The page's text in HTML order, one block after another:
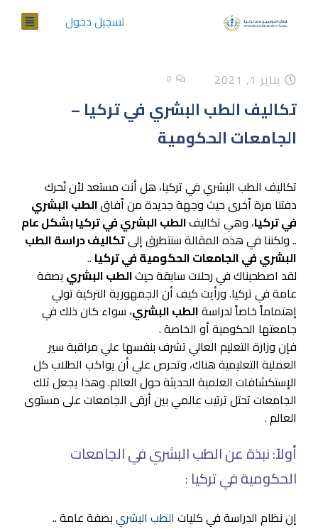
تسجيل دخول
يناير 1, 2021 0
تكاليف الطب البشري في تركيا –
الجامعات الحكومية
تكاليف الطب البشري في تركيا، هل أنت مستعد لأن نُحرك
دفتنا مرة اّخرى حيث وجهة جديدة من اّفاقالطب البشري
في تركيا، وهي تكاليفالطب البشري في تركيا بشكل عام
.. ولكننا في هذه المقالة سنتطرق إلىتكاليف دراسة الطب
البشري في الجامعات الحكومية في تركيا ..
لقد اصطحبناك في رحلات سابقة حيثالطب البشري بصفة
عامة في تركيا. ورأيت كيف أن الجمهورية التركية تولي
إهتماماً خاصاً لدراسةالطب البشري، سواء كان ذلك في
جامعتها الحكومية أو الخاصة .
فإن وزارة التعليم العالي تشرف بنفسها علي مراقبة سير
العملية التعليمية هناك، وتحرص علي أن يواكب الطلاب كل
الإستكشافات العلمية الحديثة حول العالم. وهذا يجعل تلك
الجامعات تحتل ترتيب عالمي بين أرقى الجامعات على مستوى
العالم .
أولاً: نبذة عن الطب البشري في الجامعات
الحكومية في تركيا :
إن نظام الدراسة في كليات الطب البشريبصفة عامة ..